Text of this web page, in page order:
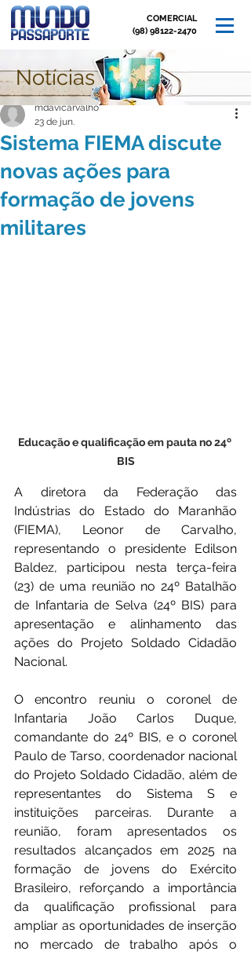
COMERCIAL
(98) 98122-2470
Post
Sistema FIEMA discute
novas ações para
formação de jovens
militares
mdavicarvalho
23 de jun.
Educação e qualificação em pauta no 24º
BIS
A diretora da Federação das
Indústrias do Estado do Maranhão
(FIEMA), Leonor de Carvalho,
representando o presidente Edilson
Baldez, participou nesta terça-feira
(23) de uma reunião no 24º Batalhão
de Infantaria de Selva (24º BIS) para
apresentação e alinhamento das
ações do Projeto Soldado Cidadão
Nacional.
O encontro reuniu o coronel de
Infantaria João Carlos Duque,
comandante do 24º BIS, e o coronel
Paulo de Tarso, coordenador nacional
do Projeto Soldado Cidadão, além de
representantes do Sistema S e
instituições parceiras. Durante a
reunião, foram apresentados os
resultados alcançados em 2025 na
formação de jovens do Exército
Brasileiro, reforçando a importância
da qualificação profissional para
ampliar as oportunidades de inserção
no mercado de trabalho após o
Notícias